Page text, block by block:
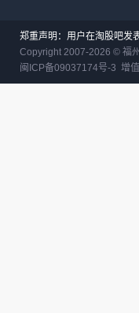
郑重声明：用户在淘股吧发
Copyright 2007-2026 © 福
闽ICP备09037174号-3 增